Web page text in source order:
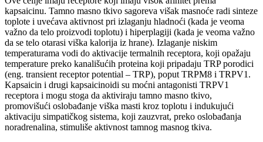
kapsaicinu. Tamno masno tkivo sagoreva višak masnoće radi sinteze
toplote i uvećava aktivnost pri izlaganju hladnoći (kada je veoma
važno da telo proizvodi toplotu) i hiperplagiji (kada je veoma važno
da se telo otarasi viška kalorija iz hrane). Izlaganje niskim
temperaturama vodi do aktivacije termalnih receptora, koji opažaju
temperature preko kanališućih proteina koji pripadaju TRP porodici
(eng. transient receptor potential – TRP), poput TRPM8 i TRPV1.
Kapsaicin i drugi kapsaicinoidi su moćni antagonisti TRPV1
receptora i mogu stoga da aktiviraju tamno masno tkivo,
promovišući oslobađanje viška masti kroz toplotu i indukujući
aktivaciju simpatičkog sistema, koji zauzvrat, preko oslobađanja
noradrenalina, stimuliše aktivnost tamnog masnog tkiva.